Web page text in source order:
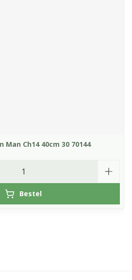
Ch14 40cm 30 70144
Bestel